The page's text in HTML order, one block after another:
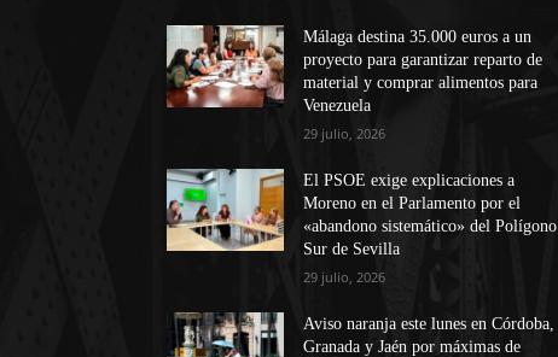
Málaga destina 35.000 euros a un
proyecto para garantizar reparto de
material y comprar alimentos para
Venezuela
29 julio, 2026
El PSOE exige explicaciones a
Moreno en el Parlamento por el
«abandono sistemático» del Polígono
Sur de Sevilla
29 julio, 2026
Aviso naranja este lunes en Córdoba,
Granada y Jaén por máximas de